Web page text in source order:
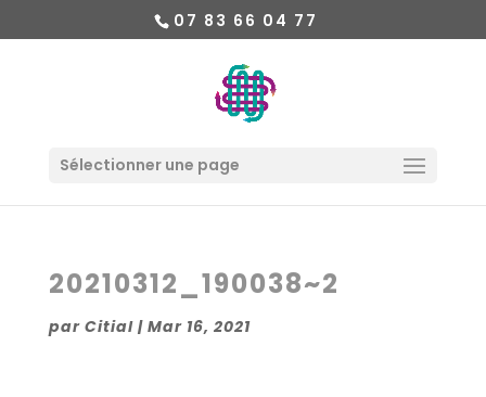
07 83 66 04 77
Sélectionner une page
20210312_190038~2
par Citial| Mar 16, 2021